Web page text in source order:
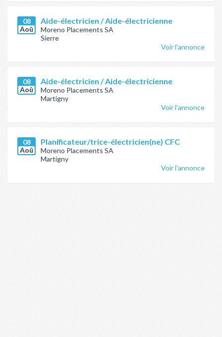
08
Aoû
Aide-électricien / Aide-électricienne
Moreno Placements SA
Sierre
Voir l'annonce
08
Aoû
Aide-électricien / Aide-électricienne
Moreno Placements SA
Martigny
Voir l'annonce
08
Aoû
Planificateur/trice-électricien(ne) CFC
Moreno Placements SA
Martigny
Voir l'annonce